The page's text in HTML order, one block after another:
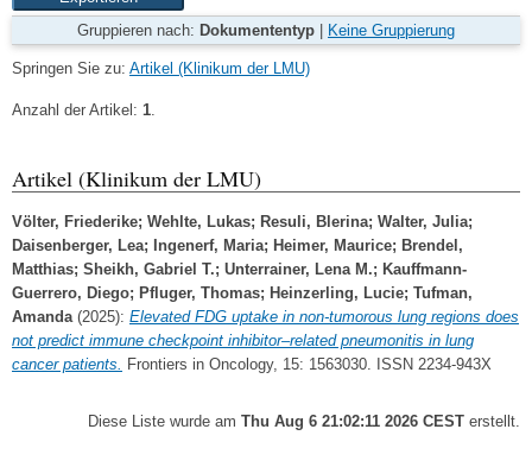
Gruppieren nach: Dokumententyp Keine Gruppierung
Springen Sie zu: Artikel (Klinikum der LMU)
Anzahl der Artikel: 1.
Artikel (Klinikum der LMU)
Völter, Friederike; Wehlte, Lukas; Resuli, Blerina; Walter, Julia;
Daisenberger, Lea; Ingenerf, Maria; Heimer, Maurice; Brendel,
Matthias; Sheikh, Gabriel T.; Unterrainer, Lena M.; Kauffmann-
Guerrero, Diego; Pfluger, Thomas; Heinzerling, Lucie; Tufman,
Amanda(2025): Elevated FDG uptake in non-tumorous lung regions does
not predict immune checkpoint inhibitor–related pneumonitis in lung
cancer patients. Frontiers in Oncology, 15: 1563030. ISSN 2234-943X
Diese Liste wurde am Thu Aug 6 21:02:11 2026 CEST erstellt.